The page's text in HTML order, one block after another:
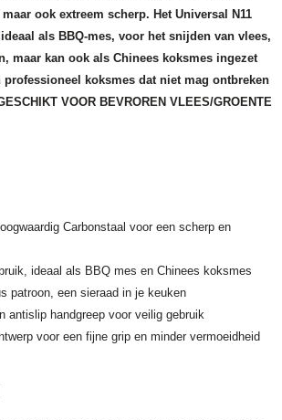
ook extreem scherp. Het Universal N11
als BBQ-mes, voor het snijden van vlees,
maar kan ook als Chinees koksmes ingezet
koksmes dat niet mag ontbreken
VOOR BEVROREN VLEES/GROENTE
Carbonstaal voor een scherp en
ideaal als BBQ mes en Chinees koksmes
patroon, een sieraad in je keuken
antislip handgreep voor veilig gebruik
voor een fijne grip en minder vermoeidheid